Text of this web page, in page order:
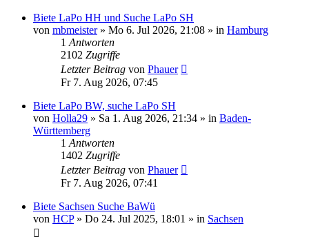
Biete LaPo HH und Suche LaPo SH
von mbmeister» Mo 6. Jul 2026, 21:08 » in Hamburg
1 Antworten
2102 Zugriffe
Letzter Beitrag von Phauer
Fr 7. Aug 2026, 07:45
Biete LaPo BW, suche LaPo SH
von Holla29 » Sa 1. Aug 2026, 21:34 » in Baden-
Württemberg
1 Antworten
1402 Zugriffe
Letzter Beitrag von Phauer
Fr 7. Aug 2026, 07:41
Biete Sachsen Suche BaWü
von HCP» Do 24. Jul 2025, 18:01 » in Sachsen